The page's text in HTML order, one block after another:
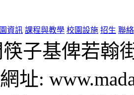
資訊 課程與教學 校園設施 招生 聯
子基俾若翰
址: